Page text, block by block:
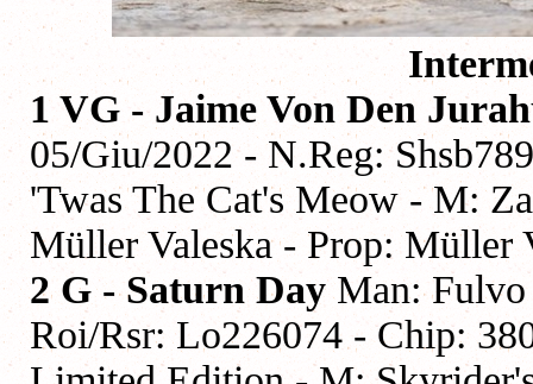
1 VG - Jaime Von Den
05/Giu/2022 - N.Reg:
'Twas The Cat's Meow - M:
Müller Valeska - Prop: Müller
2 G - Saturn DayMan: Fulvo
Roi/Rsr: Lo226074 - Chip: